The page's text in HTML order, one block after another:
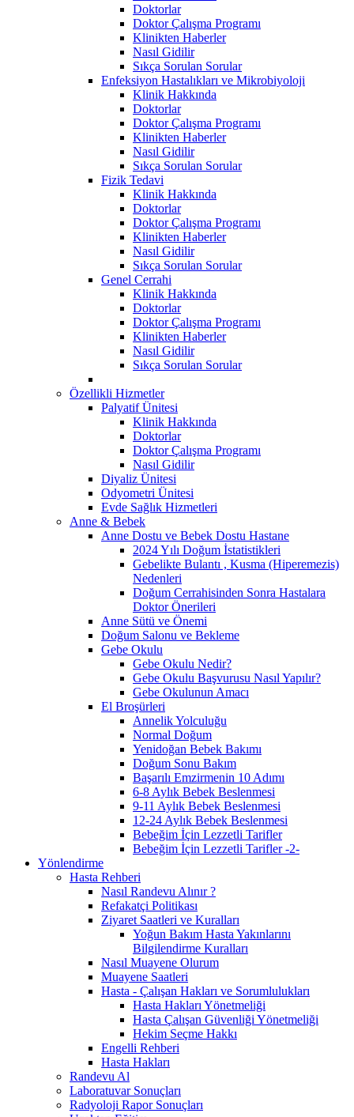
Doktorlar
Doktor Çalışma Programı
Klinikten Haberler
Nasıl Gidilir
Sıkça Sorulan Sorular
Enfeksiyon Hastalıkları ve Mikrobiyoloji
Klinik Hakkında
Doktorlar
Doktor Çalışma Programı
Klinikten Haberler
Nasıl Gidilir
Sıkça Sorulan Sorular
Fizik Tedavi
Klinik Hakkında
Doktorlar
Doktor Çalışma Programı
Klinikten Haberler
Nasıl Gidilir
Sıkça Sorulan Sorular
Genel Cerrahi
Klinik Hakkında
Doktorlar
Doktor Çalışma Programı
Klinikten Haberler
Nasıl Gidilir
Sıkça Sorulan Sorular
Özellikli Hizmetler
Palyatif Ünitesi
Klinik Hakkında
Doktorlar
Doktor Çalışma Programı
Nasıl Gidilir
Diyaliz Ünitesi
Odyometri Ünitesi
Evde Sağlık Hizmetleri
Anne & Bebek
Anne Dostu ve Bebek Dostu Hastane
2024 Yılı Doğum İstatistikleri
Gebelikte Bulantı , Kusma (Hiperemezis)
Nedenleri
Doğum Cerrahisinden Sonra Hastalara
Doktor Önerileri
Anne Sütü ve Önemi
Doğum Salonu ve Bekleme
Gebe Okulu
Gebe Okulu Nedir?
Gebe Okulu Başvurusu Nasıl Yapılır?
Gebe Okulunun Amacı
El Broşürleri
Annelik Yolculuğu
Normal Doğum
Yenidoğan Bebek Bakımı
Doğum Sonu Bakım
Başarılı Emzirmenin 10 Adımı
6-8 Aylık Bebek Beslenmesi
9-11 Aylık Bebek Beslenmesi
12-24 Aylık Bebek Beslenmesi
Bebeğim İçin Lezzetli Tarifler
Bebeğim İçin Lezzetli Tarifler -2-
Yönlendirme
Hasta Rehberi
Nasıl Randevu Alınır ?
Refakatçi Politikası
Ziyaret Saatleri ve Kuralları
Yoğun Bakım Hasta Yakınlarını
Bilgilendirme Kuralları
Nasıl Muayene Olurum
Muayene Saatleri
Hasta - Çalışan Hakları ve Sorumlulukları
Hasta Hakları Yönetmeliği
Hasta Çalışan Güvenliği Yönetmeliği
Hekim Seçme Hakkı
Engelli Rehberi
Hasta Hakları
Randevu Al
Laboratuvar Sonuçları
Radyoloji Rapor Sonuçları